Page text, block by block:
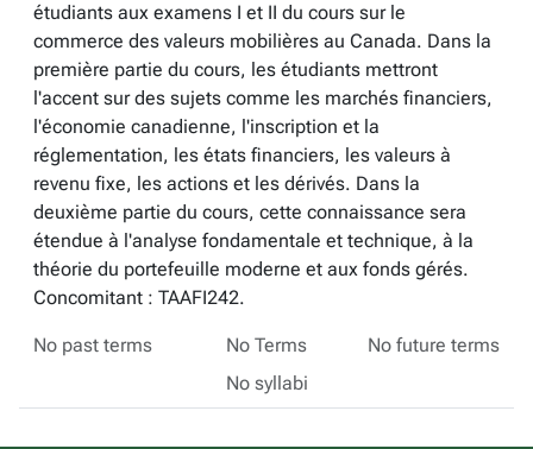
étudiants aux examens I et II du cours sur le
commerce des valeurs mobilières au Canada. Dans la
première partie du cours, les étudiants mettront
l'accent sur des sujets comme les marchés financiers,
l'économie canadienne, l'inscription et la
réglementation, les états financiers, les valeurs à
revenu fixe, les actions et les dérivés. Dans la
deuxième partie du cours, cette connaissance sera
étendue à l'analyse fondamentale et technique, à la
théorie du portefeuille moderne et aux fonds gérés.
Concomitant : TAAFI242.
No past terms No Terms
No future terms
No syllabi